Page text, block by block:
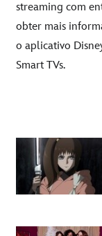
streaming com
obter mais
o aplicativo
Smart TVs.